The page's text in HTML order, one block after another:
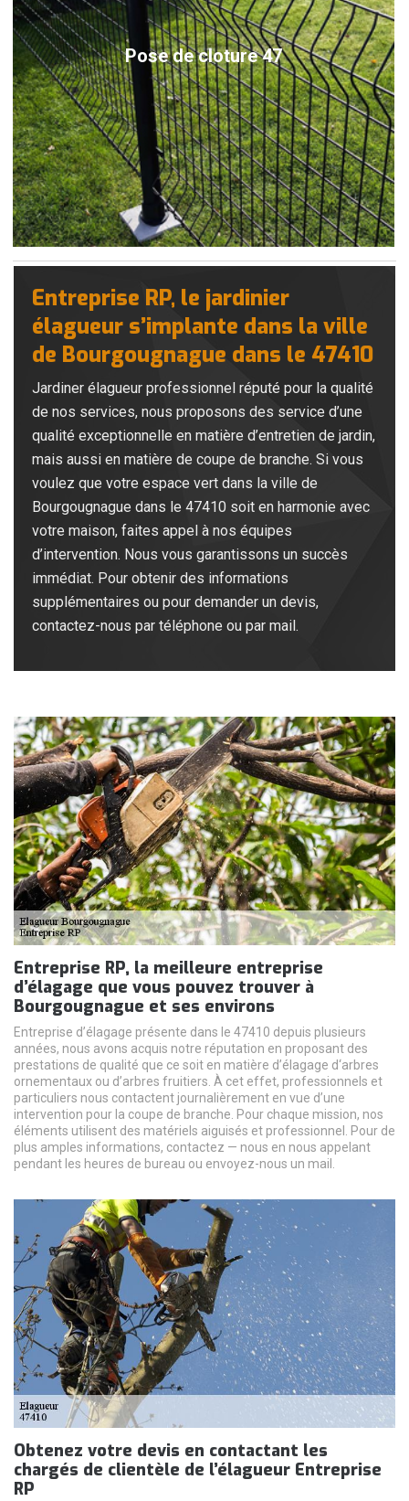
Pose de cloture 47
Entreprise RP, le jardinier
élagueur s’implante dans la ville
de Bourgougnague dans le 47410
Jardiner élagueur professionnel réputé pour la qualité
de nos services, nous proposons des service d’une
qualité exceptionnelle en matière d’entretien de jardin,
mais aussi en matière de coupe de branche. Si vous
voulez que votre espace vert dans la ville de
Bourgougnague dans le 47410 soit en harmonie avec
votre maison, faites appel à nos équipes
d’intervention. Nous vous garantissons un succès
immédiat. Pour obtenir des informations
supplémentaires ou pour demander un devis,
contactez-nous par téléphone ou par mail.
Entreprise RP, la meilleure entreprise
d’élagage que vous pouvez trouver à
Bourgougnague et ses environs
Entreprise d’élagage présente dans le 47410 depuis plusieurs
années, nous avons acquis notre réputation en proposant des
prestations de qualité que ce soit en matière d’élagage d‘arbres
ornementaux ou d’arbres fruitiers. À cet effet, professionnels et
particuliers nous contactent journalièrement en vue d’une
intervention pour la coupe de branche. Pour chaque mission, nos
éléments utilisent des matériels aiguisés et professionnel. Pour de
plus amples informations, contactez — nous en nous appelant
pendant les heures de bureau ou envoyez-nous un mail.
Obtenez votre devis en contactant les
chargés de clientèle de l’élagueur Entreprise
RP